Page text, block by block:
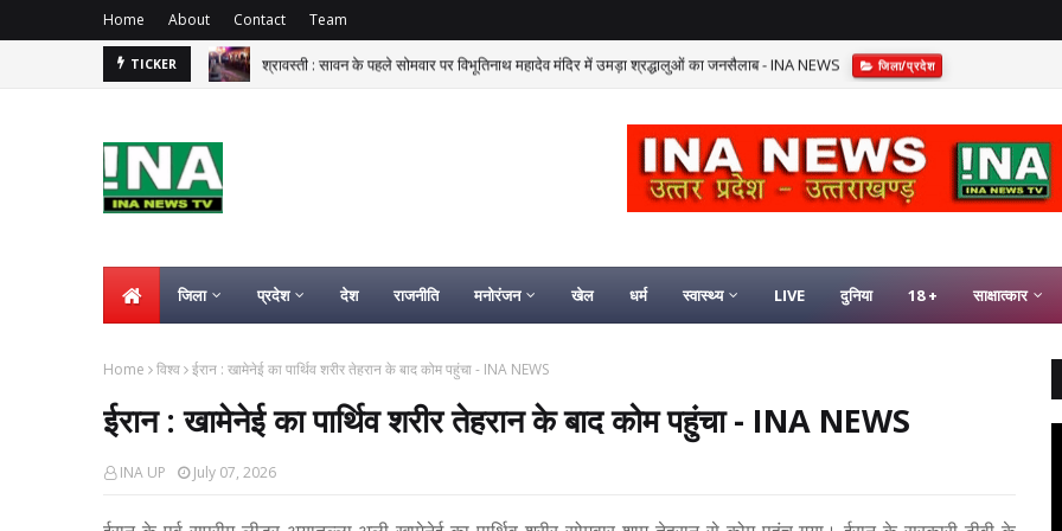
Home About Contact Team
TICKER श्रावस्ती : सावन के पहले सोमवार पर विभूतिनाथ महादेव मंदिर में उमड़ा श्रद्धालुओं का जनसैलाब - INA NEWS जिला/प्रदेश
जिला प्रदेश देश राजनीति मनोरंजन खेल धर्म स्वास्थ्य LIVE दुनिया 18 + साक्षात्कार
Home विश्व ईरान : खामेनेई का पार्थिव शरीर तेहरान के बाद कोम पहुंचा - INA NEWS
ईरान : खामेनेई का पार्थिव शरीर तेहरान के बाद कोम पहुंचा - INA NEWS
INA UP July 07, 2026